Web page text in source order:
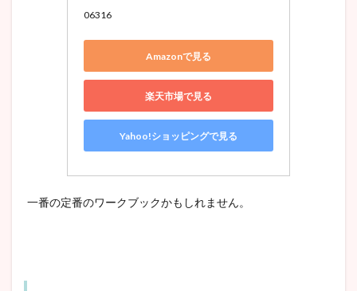
06316
Amazonで見る
楽天市場で見る
Yahoo!ショッピングで見る
一番の定番のワークブックかもしれません。